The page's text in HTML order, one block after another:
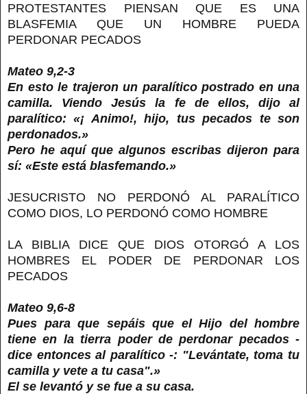
PROTESTANTES PIENSAN QUE ES UNA
BLASFEMIA QUE UN HOMBRE PUEDA
PERDONAR PECADOS
Mateo 9,2-3
En esto le trajeron un paralítico postrado en una
camilla. Viendo Jesús la fe de ellos, dijo al
paralítico: «¡ Animo!, hijo, tus pecados te son
perdonados.»
Pero he aquí que algunos escribas dijeron para
sí: «Este está blasfemando.»
JESUCRISTO NO PERDONÓ AL PARALÍTICO
COMO DIOS, LO PERDONÓ COMO HOMBRE
LA BIBLIA DICE QUE DIOS OTORGÓ A LOS
HOMBRES EL PODER DE PERDONAR LOS
PECADOS
Mateo 9,6-8
Pues para que sepáis que el Hijo del hombre
tiene en la tierra poder de perdonar pecados -
dice entonces al paralítico -: "Levántate, toma tu
camilla y vete a tu casa".»
El se levantó y se fue a su casa.